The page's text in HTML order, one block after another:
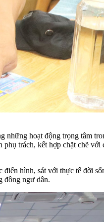
hoạt động trọng tâm
trách, kết hợp chặt chẽ với
hình, sát với thực tế đời
đồng ngư dân.